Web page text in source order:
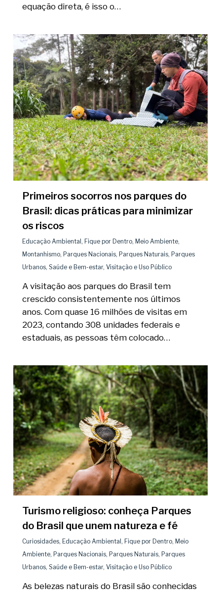
equação direta, é isso o…
Primeiros socorros nos parques do
Brasil: dicas práticas para minimizar
os riscos
Educação Ambiental , Fique por Dentro, Meio Ambiente,
Montanhismo, Parques Nacionais, Parques Naturais, Parques
Urbanos, Saúde e Bem-estar, Visitação e Uso Público
A visitação aos parques do Brasil tem
crescido consistentemente nos últimos
anos. Com quase 16 milhões de visitas em
2023, contando 308 unidades federais e
estaduais, as pessoas têm colocado…
Turismo religioso: conheça Parques
do Brasil que unem natureza e fé
Curiosidades, Educação Ambiental , Fique por Dentro, Meio
Ambiente, Parques Nacionais, Parques Naturais, Parques
Urbanos, Saúde e Bem-estar, Visitação e Uso Público
As belezas naturais do Brasil são conhecidas